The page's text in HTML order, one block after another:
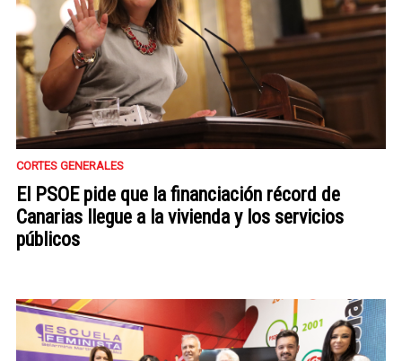
CORTES GENERALES
El PSOE pide que la financiación récord de
Canarias llegue a la vivienda y los servicios
públicos